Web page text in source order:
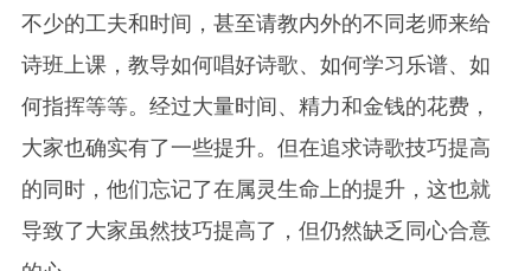
不少的工夫和时间，甚至请教内外的不同老师来给
诗班上课，教导如何唱好诗歌、如何学习乐谱、如
何指挥等等。经过大量时间、精力和金钱的花费，
大家也确实有了一些提升。但在追求诗歌技巧提高
的同时，他们忘记了在属灵生命上的提升，这也就
导致了大家虽然技巧提高了，但仍然缺乏同心合意